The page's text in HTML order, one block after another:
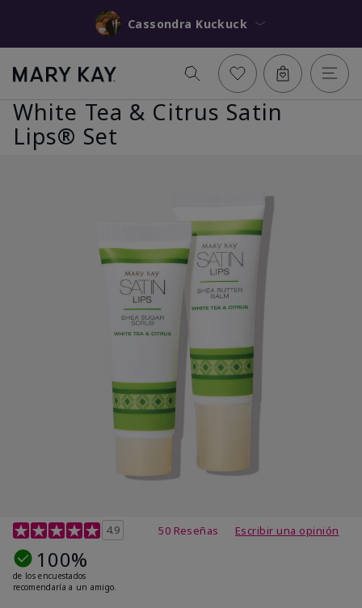
Cassondra Kuckuck
White Tea & Citrus Satin
Lips® Set
Calificación de clientes de 4,7 de 5
4.9 50 Reseñas Escribir una opinión
100%
de los encuestados
recomendaría a un amigo.